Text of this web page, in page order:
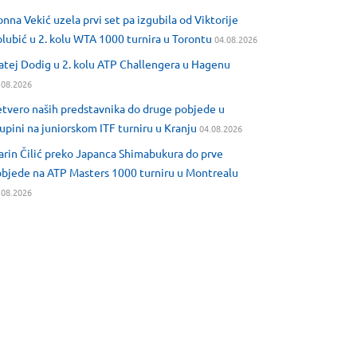
Vekić uzela prvi set pa izgubila od Viktorije
u 2. kolu WTA 1000 turnira u Torontu 04.08.2026
Dodig u 2. kolu ATP Challengera u Hagenu
naših predstavnika do druge pobjede u
na juniorskom ITF turniru u Kranju 04.08.2026
Čilić preko Japanca Shimabukura do prve
na ATP Masters 1000 turniru u Montrealu